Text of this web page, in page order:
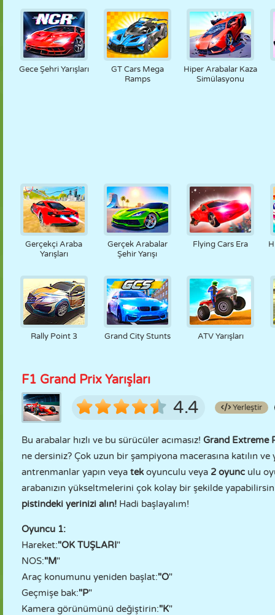
Gece Şehri Yarışları
GT Cars Mega
Ramps
Hiper Arabalar Kaza
Simülasyonu
Gerçekçi Araba
Yarışları
Gerçek Arabalar
Şehir Yarışı
Flying Cars Era
Rally Point 3 Grand City Stunts ATV Yarışları
F1 Grand Prix Yarışları
4.4 Yerleştir
Bu arabalar hızlı ve bu sürücüler acımasız! Grand Extreme
ne dersiniz? Çok uzun bir şampiyona macerasına katılın
antrenmanlar yapın veya tekoyunculu veya 2 oyunc ulu
arabanızın yükseltmelerini çok kolay bir şekilde
pistindeki yerinizi alın! Hadi başlayalım!
Oyuncu 1:
Hareket:"OK TUŞLARI"
NOS:"M"
Araç konumunu yeniden başlat:"O"
Geçmişe bak:"P"
Kamera görünümünü değiştirin:"K"